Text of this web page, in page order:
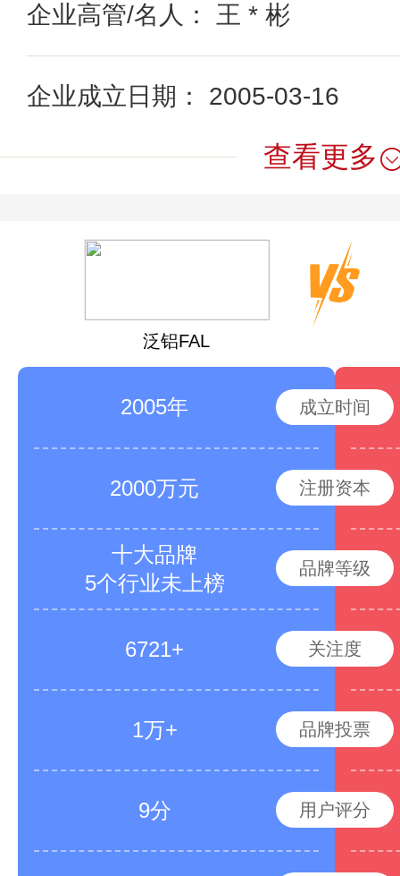
企业高管/名人： 王 * 彬
企业成立日期： 2005-03-16
查看更多
泛铝FAL
2005年 成立时间
2000万元 注册资本
十大品牌
5个行业未上榜
品牌等级
6721+ 关注度
1万+ 品牌投票
9分 用户评分